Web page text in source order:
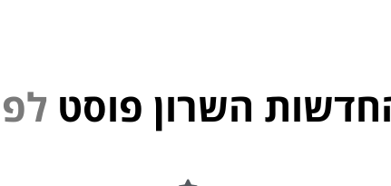
השרון פוסט ל פ